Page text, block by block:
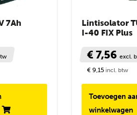
7Ah
Lintisolator
I-40 FIX Plus
€ 7,56excl.
€ 9,15 incl. btw
Toevoegen
winkelwagen